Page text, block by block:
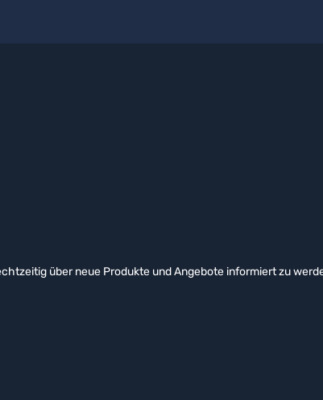
über neue Produkte und Angebote informiert zu